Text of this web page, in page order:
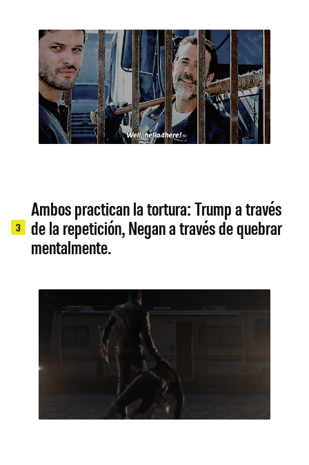
3
Ambos practican la tortura: Trump a través
de la repetición, Negan a través de quebrar
mentalmente.